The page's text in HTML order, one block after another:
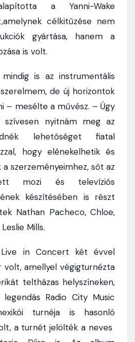
a Yanni-Wake
célkitűzése nem
gyártása, hanem a
is volt.
is az instrumentális
de új horizontok
– mesélte a művész. – Úgy
szívesen nyitnám meg az
lehetőséget fiatal
hogy elénekelhetik és
szerzeményeimhez, sőt az
mozi és televíziós
készítésében is részt
Nathan Pacheco, Chloe,
Mills.
Live in Concert két évvel
volt, amellyel végigturnézta
teltházas helyszíneken,
Radio City Music
turnéja is hasonló
a turnét jelölték a neves